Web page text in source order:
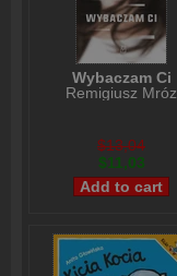
Wybaczam Ci
Remigiusz Mróz
$13,04
$11,03